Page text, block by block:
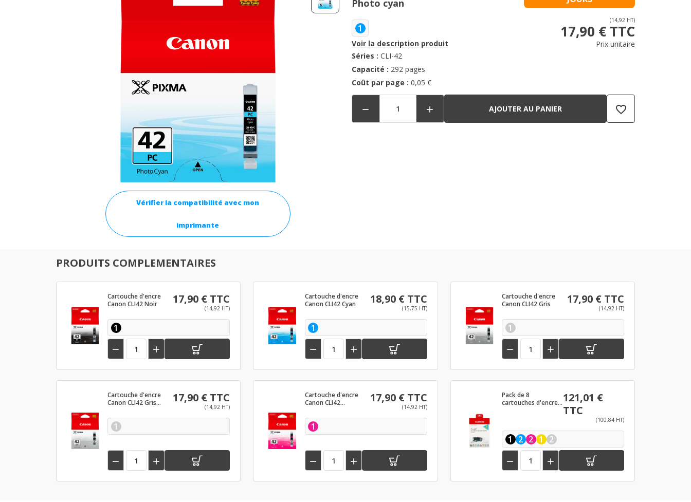
Vérifier la compatibilité avec mon
imprimante
Photo cyan
1
Voir la description produit
Séries : CLI-42
Capacité : 292 pages
Coût par page : 0,05 €
(14,92 HT)
17,90 € TTC
Prix unitaire
  AJOUTER AU PANIER favorite_border
PRODUITS COMPLEMENTAIRES
Cartouche d'encre
Canon CLI42 Noir
17,90 € TTC
(14,92 HT)
1
 
Cartouche d'encre
Canon CLI42 Cyan
18,90 € TTC
(15,75 HT)
1
 
Cartouche d'encre
Canon CLI42 Gris
17,90 € TTC
(14,92 HT)
1
 
Cartouche d'encre
Canon CLI42 Gris
17,90 € TTC
(14,92 HT)
1
 
Cartouche d'encre
Canon CLI42
17,90 € TTC
(14,92 HT)
1
 
Pack de 8
cartouches d'encre
121,01 €
TTC
(100,84 HT)
1 2 2 1 2
 